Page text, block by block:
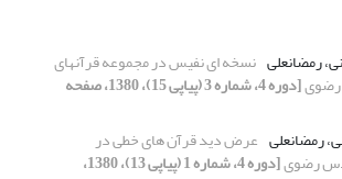
رمضانعلی نسخه ای نفیس در مجموعه قرآنهای
[دوره 4، شماره 3 (پیاپی 15)، 1380، صفحه
رمضانعلی عرض دید قرآن های خطی در
رضوی [دوره 4، شماره 1 (پیاپی 13)، 1380،